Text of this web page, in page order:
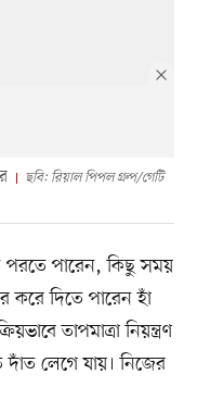
ছবি: রিয়াল পিপল গ্রুপ/গেটি
পরতে পারেন, কিছু সময়
করে দিতে পারেন হাঁ
তাপমাত্রা নিয়ন্ত্রণ
লেগে যায়। নিজের